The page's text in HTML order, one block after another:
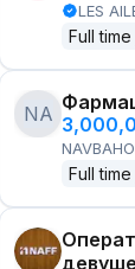
LES
Full
NA
Full